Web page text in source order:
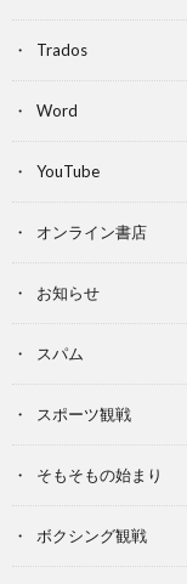
Trados
Word
YouTube
オンライン書店
お知らせ
スパム
スポーツ観戦
そもそもの始まり
ボクシング観戦